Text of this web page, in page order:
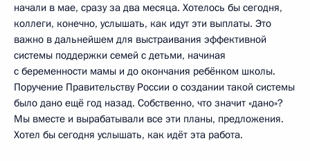
начали в мае, сразу за два месяца. Хотелось бы сегодня,
коллеги, конечно, услышать, как идут эти выплаты. Это
важно в дальнейшем для выстраивания эффективной
системы поддержки семей с детьми, начиная
с беременности мамы и до окончания ребёнком школы.
Поручение Правительству России о создании такой системы
было дано ещё год назад. Собственно, что значит «дано»?
Мы вместе и вырабатывали все эти планы, предложения.
Хотел бы сегодня услышать, как идёт эта работа.